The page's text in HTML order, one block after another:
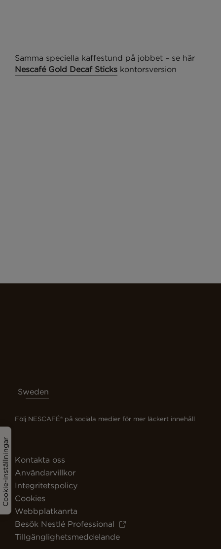
Samma speciella kaffestund på jobbet – se här
Nescafé Gold Decaf Sticks kontorsversion
Cookie-inställningar
Sweden
Följ NESCAFÉ® på sociala medier för mer läckert innehåll
Kontakta oss
Användarvillkor
Integritetspolicy
Cookies
Webbplatkanrta
Besök Nestlé Professional
Tillgänglighetsmeddelande